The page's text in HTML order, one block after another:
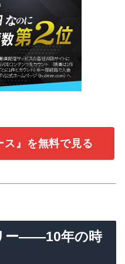
ス』を無料で見る
ー——10年の時